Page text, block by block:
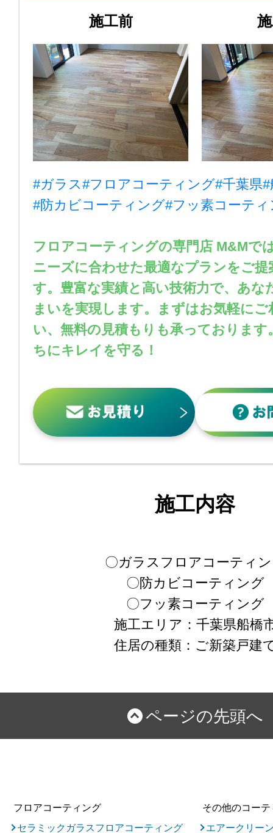
施工前
#ガラス#フロアコーティング#千葉県#
#防カビコーティング#フッ素コーティ
フロアコーティングの専門店 M&Mで
ニーズに合わせた最適なプランをご提
す。豊富な実績と高い技術力で、あな
まいを実現します。まずはお気軽にご
い、無料の見積もりも承っております
ちにキレイを守る！
施工内容
〇ガラスフロアコーティ
〇防カビコーティング
〇フッ素コーティング
施工エリア：千葉県船橋
住居の種類：ご新築戸建
ページの先頭へ
フロアコーティング
セラミックガラスフロアコーティング
その他のコー
エアークリー